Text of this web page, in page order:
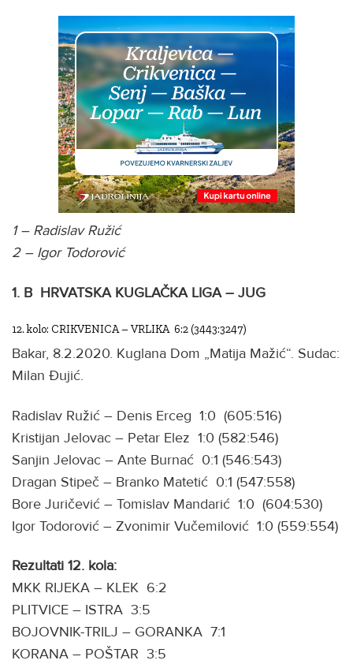
1 – Radislav Ružić
2 – Igor Todorović
1. B HRVATSKA KUGLAČKA LIGA – JUG
12. kolo: CRIKVENICA – VRLIKA 6:2 (3443:3247)
Bakar, 8.2.2020. Kuglana Dom „Matija Mažić“. Sudac:
Milan Đujić.
Radislav Ružić – Denis Erceg 1:0 (605:516)
Kristijan Jelovac – Petar Elez 1:0 (582:546)
Sanjin Jelovac – Ante Burnać 0:1 (546:543)
Dragan Stipeč – Branko Matetić 0:1 (547:558)
Bore Juričević – Tomislav Mandarić 1:0 (604:530)
Igor Todorović – Zvonimir Vučemilović 1:0 (559:554)
Rezultati 12. kola:
MKK RIJEKA – KLEK 6:2
PLITVICE – ISTRA 3:5
BOJOVNIK-TRILJ – GORANKA 7:1
KORANA – POŠTAR 3:5